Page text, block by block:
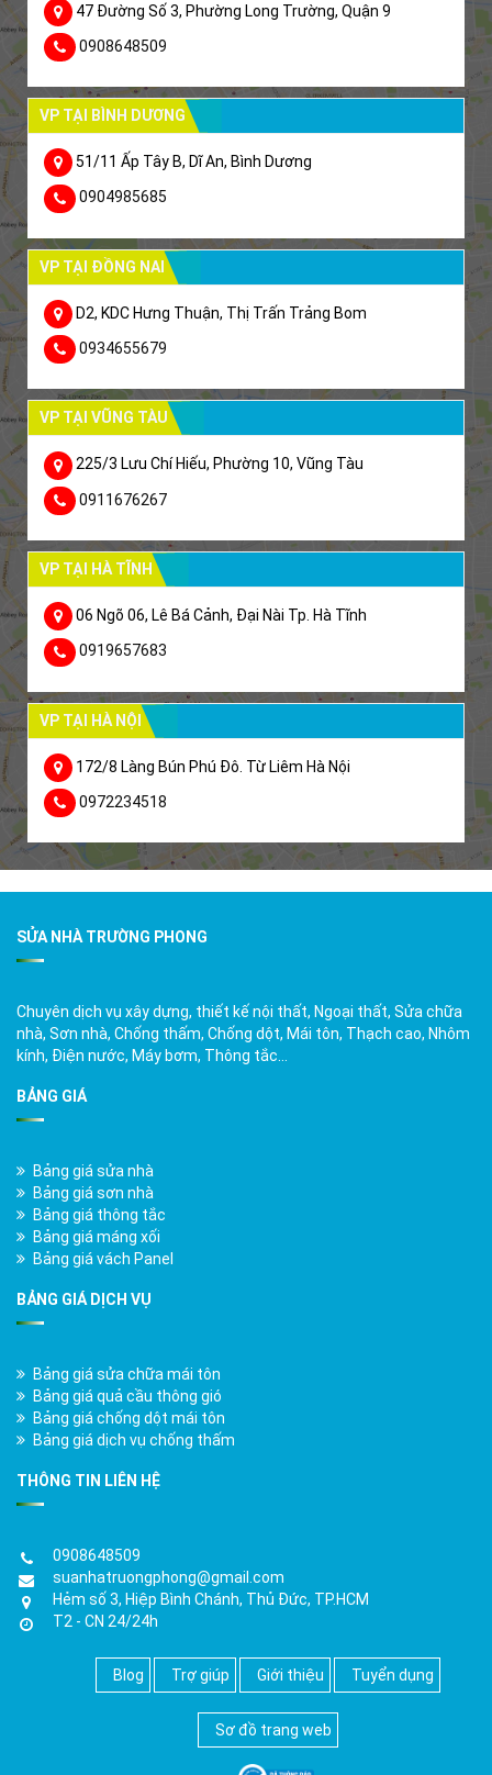
47 Đường Số 3, Phường Long Trường, Quận 9
0908648509
VP TẠI BÌNH DƯƠNG
51/11 Ấp Tây B, Dĩ An, Bình Dương
0904985685
VP TẠI ĐỒNG NAI
D2, KDC Hưng Thuận, Thị Trấn Trảng Bom
0934655679
VP TẠI VŨNG TÀU
225/3 Lưu Chí Hiếu, Phường 10, Vũng Tàu
0911676267
VP TẠI HÀ TĨNH
06 Ngõ 06, Lê Bá Cảnh, Đại Nài Tp. Hà Tĩnh
0919657683
VP TẠI HÀ NỘI
172/8 Làng Bún Phú Đô. Từ Liêm Hà Nội
0972234518
SỬA NHÀ TRƯỜNG PHONG
Chuyên dịch vụ xây dựng, thiết kế nội thất, Ngoại thất, Sửa chữa
nhà, Sơn nhà, Chống thấm, Chống dột, Mái tôn, Thạch cao, Nhôm
kính, Điện nước, Máy bơm, Thông tắc…
BẢNG GIÁ
Bảng giá sửa nhà
Bảng giá sơn nhà
Bảng giá thông tắc
Bảng giá máng xối
Bảng giá vách Panel
BẢNG GIÁ DỊCH VỤ
Bảng giá sửa chữa mái tôn
Bảng giá quả cầu thông gió
Bảng giá chống dột mái tôn
Bảng giá dịch vụ chống thấm
THÔNG TIN LIÊN HỆ
0908648509
suanhatruongphong@gmail.com
Hẻm số 3, Hiệp Bình Chánh, Thủ Đức, TP.HCM
T2 - CN 24/24h
Blog Trợ giúp Giới thiệu Tuyển dụng
Sơ đồ trang web